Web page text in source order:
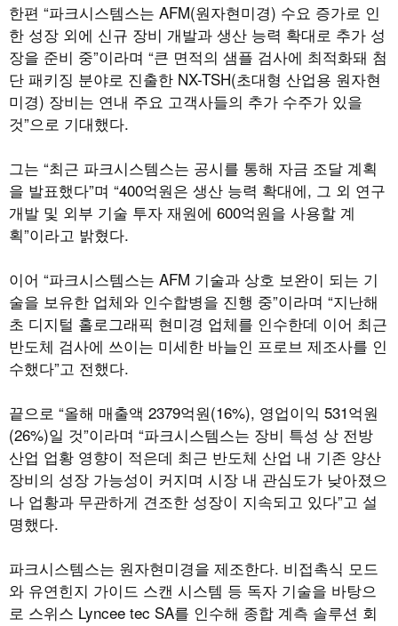
한편 “파크시스템스는 AFM(원자현미경) 수요 증가로 인
한 성장 외에 신규 장비 개발과 생산 능력 확대로 추가 성
장을 준비 중”이라며 “큰 면적의 샘플 검사에 최적화돼 첨
단 패키징 분야로 진출한 NX-TSH(초대형 산업용 원자현
미경) 장비는 연내 주요 고객사들의 추가 수주가 있을
것”으로 기대했다.
그는 “최근 파크시스템스는 공시를 통해 자금 조달 계획
을 발표했다”며 “400억원은 생산 능력 확대에, 그 외 연구
개발 및 외부 기술 투자 재원에 600억원을 사용할 계
획”이라고 밝혔다.
이어 “파크시스템스는 AFM 기술과 상호 보완이 되는 기
술을 보유한 업체와 인수합병을 진행 중”이라며 “지난해
초 디지털 홀로그래픽 현미경 업체를 인수한데 이어 최근
반도체 검사에 쓰이는 미세한 바늘인 프로브 제조사를 인
수했다”고 전했다.
끝으로 “올해 매출액 2379억원(16%), 영업이익 531억원
(26%)일 것”이라며 “파크시스템스는 장비 특성 상 전방
산업 업황 영향이 적은데 최근 반도체 산업 내 기존 양산
장비의 성장 가능성이 커지며 시장 내 관심도가 낮아졌으
나 업황과 무관하게 견조한 성장이 지속되고 있다”고 설
명했다.
파크시스템스는 원자현미경을 제조한다. 비접촉식 모드
와 유연힌지 가이드 스캔 시스템 등 독자 기술을 바탕으
로 스위스 Lyncee tec SA를 인수해 종합 계측 솔루션 회